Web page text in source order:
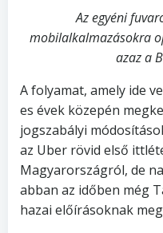
Az egyéni
mobilalkalmazásokra
azaz a
A folyamat, amely ide
es évek közepén
jogszabályi
az Uber rövid első
Magyarországról, de
abban az időben még
hazai előírásoknak